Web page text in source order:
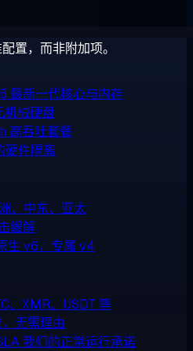
置，而非附加项。
最新一代核心与内存
机械硬盘
高吞吐套餐
硬件隔离
、中东、亚太
缓解
生 v6，专属 v4
、XMR、USDT 等
无需理由
我们的正常运行承诺